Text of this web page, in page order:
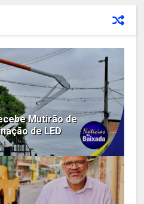
Mutirão de
de LED